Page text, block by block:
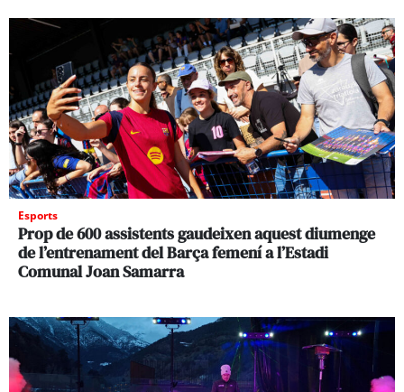
Esports
Prop de 600 assistents gaudeixen aquest diumenge
de l’entrenament del Barça femení a l’Estadi
Comunal Joan Samarra